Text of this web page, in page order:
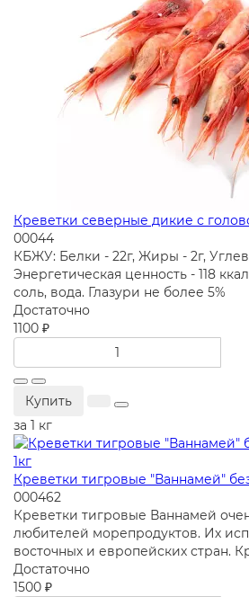
Креветки северные дикие с
00044
КБЖУ: Белки - 22г, Жиры - 2г,
Энергетическая ценность - 118 ккал
соль, вода. Глазури не более 5%
Достаточно
1100 ₽
Купить
за 1 кг
Креветки тигровые "Ваннамей"
000462
Креветки тигровые Ваннамей
любителей морепродуктов. Их
восточных и европейских стран.
Достаточно
1500 ₽